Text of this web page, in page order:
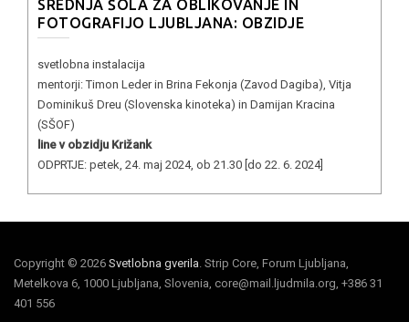
SREDNJA ŠOLA ZA OBLIKOVANJE IN
FOTOGRAFIJO LJUBLJANA: OBZIDJE
svetlobna instalacija
mentorji: Timon Leder in Brina Fekonja (Zavod Dagiba), Vitja
Dominikuš Dreu (Slovenska kinoteka) in Damijan Kracina
(SŠOF)
line v obzidju Križank
ODPRTJE: petek, 24. maj 2024, ob 21.30 [do 22. 6. 2024]
Copyright © 2026 Svetlobna gverila. Strip Core, Forum Ljubljana,
Metelkova 6, 1000 Ljubljana, Slovenia, core@mail.ljudmila.org, +386 31
401 556